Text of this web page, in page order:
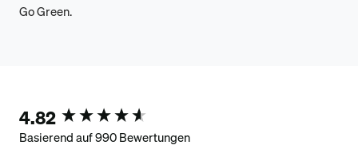
Go Green.
4.82
Basierend auf 990 Bewertungen
New content loaded